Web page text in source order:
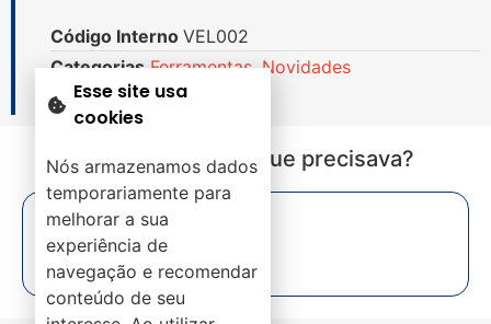
Código Interno VEL002
Categorias Ferramentas,Novidades
Não encontrou o que precisava?
Esse site usa
cookies
Nós armazenamos dados
temporariamente para
melhorar a sua
experiência de
navegação e recomendar
conteúdo de seu